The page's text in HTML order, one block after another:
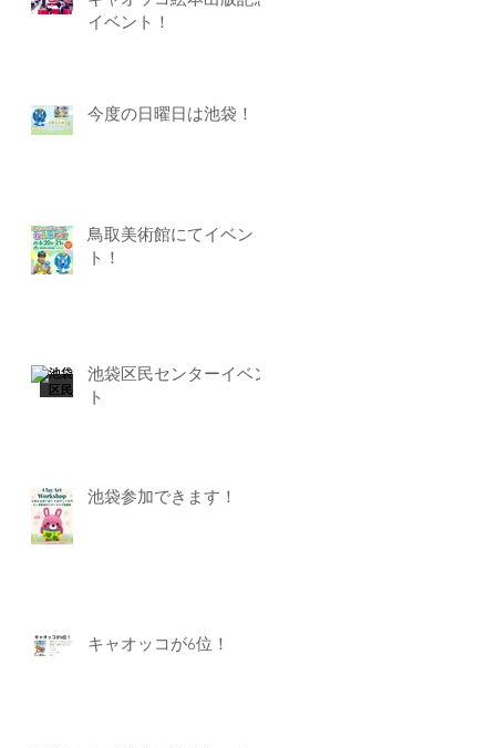
イベント！
今度の日曜日は池袋！
鳥取美術館にてイベン
ト！
池袋区民センターイベン
ト
池袋参加できます！
キャオッコが6位！